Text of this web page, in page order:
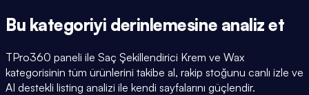
Bu kategoriyi derinlemesine analiz et
TPro360 paneli ile Saç Şekillendirici Krem ve Wax
kategorisinin tüm ürünlerini takibe al, rakip stoğunu canlı izle ve
AI destekli listing analizi ile kendi sayfalarını güçlendir.